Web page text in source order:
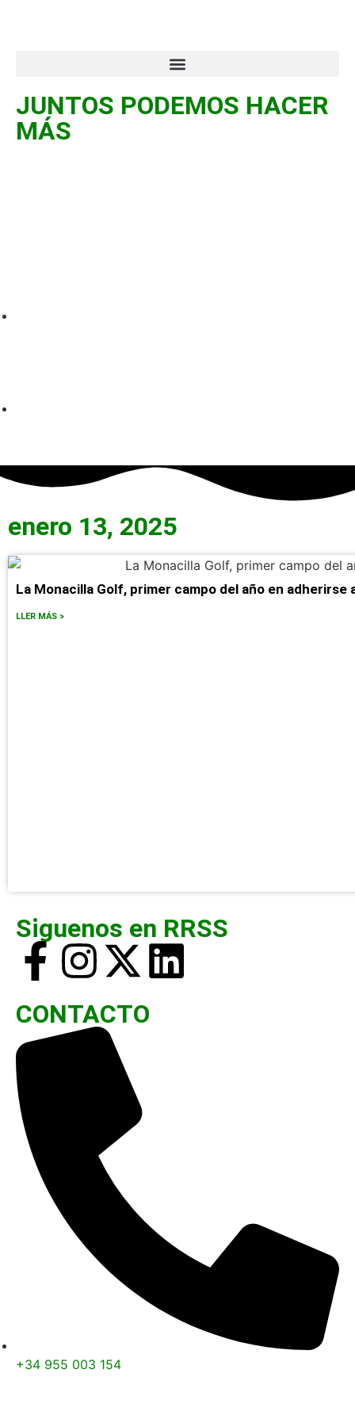
JUNTOS PODEMOS HACER
MÁS
enero 13, 2025
La Monacilla Golf, primer campo del año en adherirse
LLER MÁS >
Siguenos en RRSS
CONTACTO
+34 955 003 154